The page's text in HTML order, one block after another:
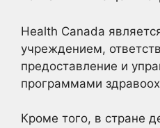
Health Canada
учреждением,
предоставление и
программами
Кроме того, в стране